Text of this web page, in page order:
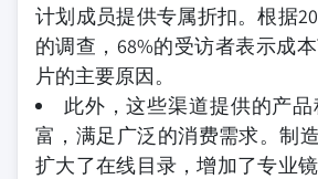
计划成员提供专属折扣。根据
的调查，68%的受访者表示成
片的主要原因。
此外，这些渠道提供的产
富，满足广泛的消费需求。制
扩大了在线目录，增加了专业